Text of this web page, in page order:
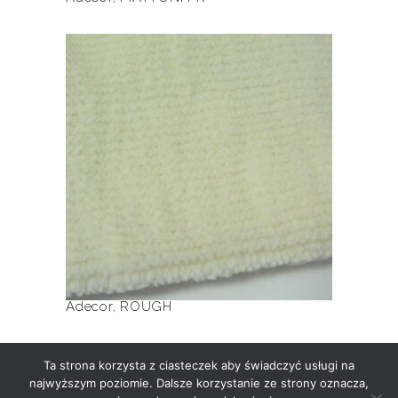
Ten
stronie
produktu
Adecor, ROUGH
Ta strona korzysta z ciasteczek aby świadczyć usługi na
najwyższym poziomie. Dalsze korzystanie ze strony oznacza,